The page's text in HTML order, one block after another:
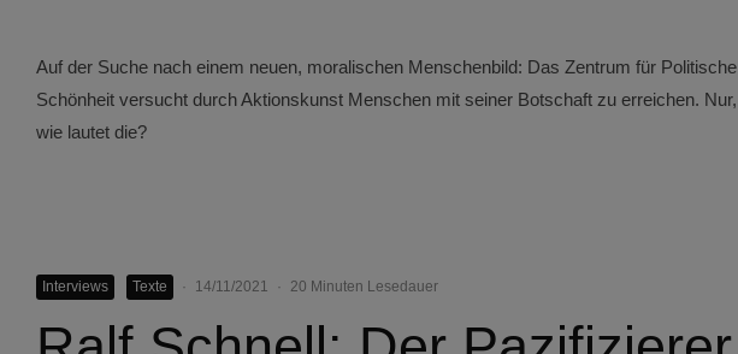
Auf der Suche nach einem neuen, moralischen Menschenbild: Das Zentrum für Politische
Schönheit versucht durch Aktionskunst Menschen mit seiner Botschaft zu erreichen. Nur,
wie lautet die?
Interviews Texte · 14/11/2021 · 20 Minuten Lesedauer